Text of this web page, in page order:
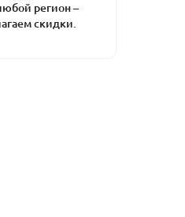
регион –
скидки.